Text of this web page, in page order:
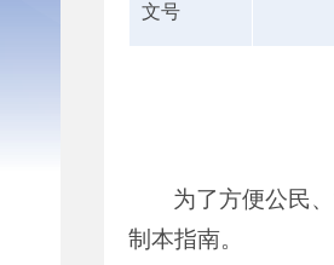
文号
为了方便公民
制本指南。